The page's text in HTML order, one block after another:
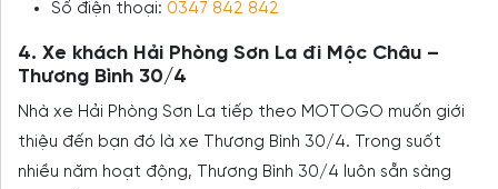
Số điện thoại: 0347 842 842
4. Xe khách Hải Phòng Sơn La đi Mộc Châu –
Thương Bình 30/4
Nhà xe Hải Phòng Sơn La tiếp theo MOTOGO muốn giới
thiệu đến bạn đó là xe Thương Bình 30/4. Trong suốt
nhiều năm hoạt động, Thương Bình 30/4 luôn sẵn sàng